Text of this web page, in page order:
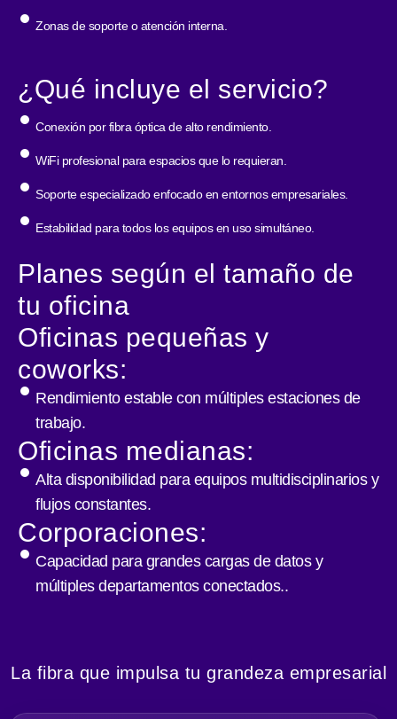
Zonas de soporte o atención interna.
¿Qué incluye el servicio?
Conexión por fibra óptica de alto rendimiento.
WiFi profesional para espacios que lo requieran.
Soporte especializado enfocado en entornos empresariales.
Estabilidad para todos los equipos en uso simultáneo.
Planes según el tamaño de
tu oficina
Oficinas pequeñas y
coworks:
Rendimiento estable con múltiples estaciones de
trabajo.
Oficinas medianas:
Alta disponibilidad para equipos multidisciplinarios y
flujos constantes.
Corporaciones:
Capacidad para grandes cargas de datos y
múltiples departamentos conectados..
La fibra que impulsa tu grandeza empresarial